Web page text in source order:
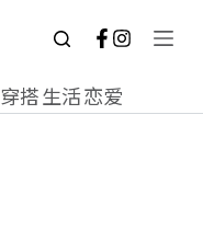
穿搭生活恋爱